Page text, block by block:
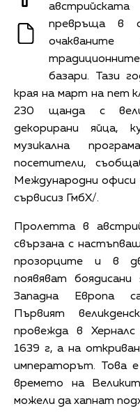
превръща в
базари. Тази
края на март на пет
230 щанда с
декорирани яйца,
музикална
посетители,
Международни
сървисиз ГмбХ/.
Пролетта в
свързана с
прозорците и в
появяват боядисани
Западна Европа
Първият
провежда в
1639 г, а на
императорът. Това
времето на
можели да хапнат